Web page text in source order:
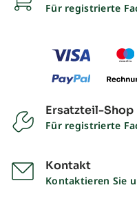
Für registrierte
Ersatzteil-Shop
Für registrierte
Kontakt
Kontaktieren Sie